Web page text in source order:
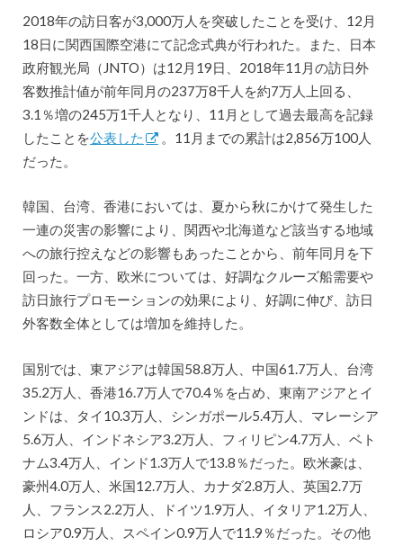
2018年の訪日客が3,000万人を突破したことを受け、12月
18日に関西国際空港にて記念式典が行われた。また、日本
政府観光局（JNTO）は12月19日、2018年11月の訪日外
客数推計値が前年同月の237万8千人を約7万人上回る、
3.1％増の245万1千人となり、11月として過去最高を記録
したことを公表した
。11月までの累計は2,856万100人
だった。
韓国、台湾、香港においては、夏から秋にかけて発生した
一連の災害の影響により、関西や北海道など該当する地域
への旅行控えなどの影響もあったことから、前年同月を下
回った。一方、欧米については、好調なクルーズ船需要や
訪日旅行プロモーションの効果により、好調に伸び、訪日
外客数全体としては増加を維持した。
国別では、東アジアは韓国58.8万人、中国61.7万人、台湾
35.2万人、香港16.7万人で70.4％を占め、東南アジアとイ
ンドは、タイ10.3万人、シンガポール5.4万人、マレーシア
5.6万人、インドネシア3.2万人、フィリピン4.7万人、ベト
ナム3.4万人、インド1.3万人で13.8％だった。欧米豪は、
豪州4.0万人、米国12.7万人、カナダ2.8万人、英国2.7万
人、フランス2.2万人、ドイツ1.9万人、イタリア1.2万人、
ロシア0.9万人、スペイン0.9万人で11.9％だった。その他